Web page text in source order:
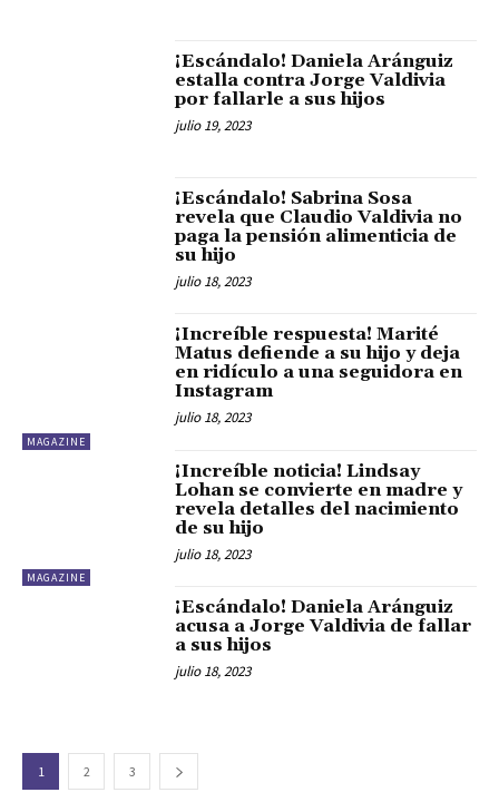
¡Escándalo! Daniela Aránguiz
estalla contra Jorge Valdivia
por fallarle a sus hijos
julio 19, 2023
¡Escándalo! Sabrina Sosa
revela que Claudio Valdivia no
paga la pensión alimenticia de
su hijo
julio 18, 2023
MAGAZINE
¡Increíble respuesta! Marité
Matus defiende a su hijo y deja
en ridículo a una seguidora en
Instagram
julio 18, 2023
MAGAZINE
¡Increíble noticia! Lindsay
Lohan se convierte en madre y
revela detalles del nacimiento
de su hijo
julio 18, 2023
¡Escándalo! Daniela Aránguiz
acusa a Jorge Valdivia de fallar
a sus hijos
julio 18, 2023
1 2 3